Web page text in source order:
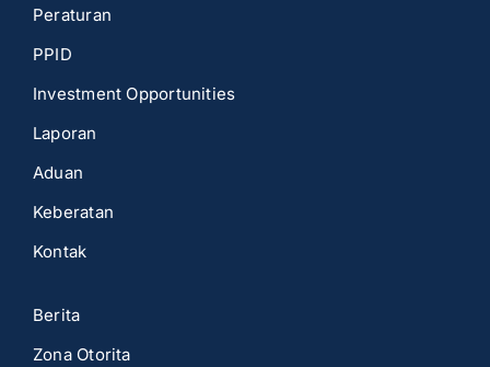
Peraturan
PPID
Investment Opportunities
Laporan
Aduan
Keberatan
Kontak
Berita
Zona Otorita